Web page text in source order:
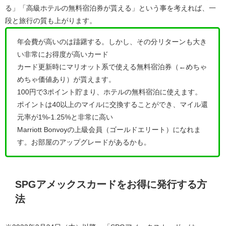
る 」「 高級ホテルの無料宿泊券が貰える 」という事を考えれば、一
段と旅行の質も上がります。
年会費が高いのは躊躇する。しかし、その分リターンも大き
い非常にお得度が高いカード
カード更新時にマリオット系で使える無料宿泊券（←めちゃ
めちゃ価値あり）が貰えます。
100円で3ポイント貯まり、ホテルの無料宿泊に使えます。
ポイントは40以上のマイルに交換することができ、マイル還
元率が1%-1.25%と非常に高い
Marriott Bonvoyの上級会員（ゴールドエリート）になれま
す。お部屋のアップグレードがあるかも。
SPGアメックスカードをお得に発行する方
法